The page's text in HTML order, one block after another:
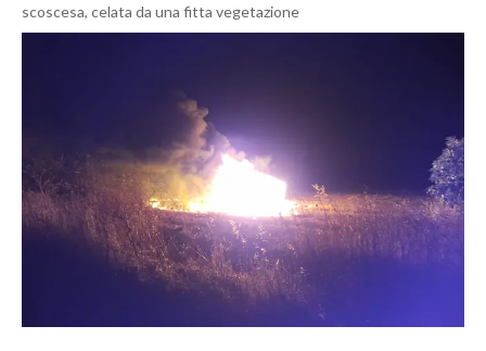
scoscesa, celata da una fitta vegetazione